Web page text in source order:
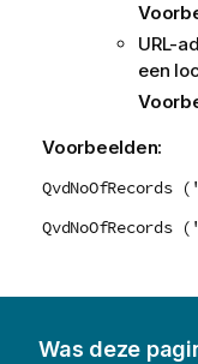
URL-
een
Voorbeelden:
Was deze